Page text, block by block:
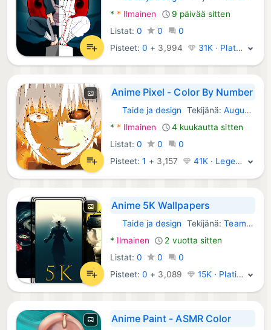
* * Ilmainen
9 päivää sitten
Listat:0 0
0
Pisteet:0 + 3,994 31K · Platina
Anime Pixel - Color By Number
Android Sovellukset:
Taide ja design Tekijänä:August Martin
* * Ilmainen
4 kuukautta sitten
Listat:0 0
0
Pisteet:1 + 3,157 41K · Legenda
Anime 5K Wallpapers
Android Sovellukset:
Taide ja design Tekijänä:Team - Cara
* Ilmainen
2 vuotta sitten
Listat:0 0
0
Pisteet:0 + 3,089 15K · Platina
Anime Paint - ASMR Color